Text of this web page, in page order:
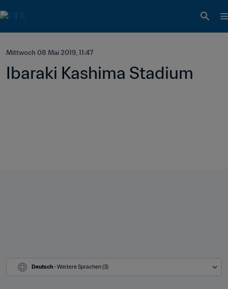
Mittwoch 08 Mai 2019, 11:47
Ibaraki Kashima Stadium
Deutsch - Weitere Sprachen (3)